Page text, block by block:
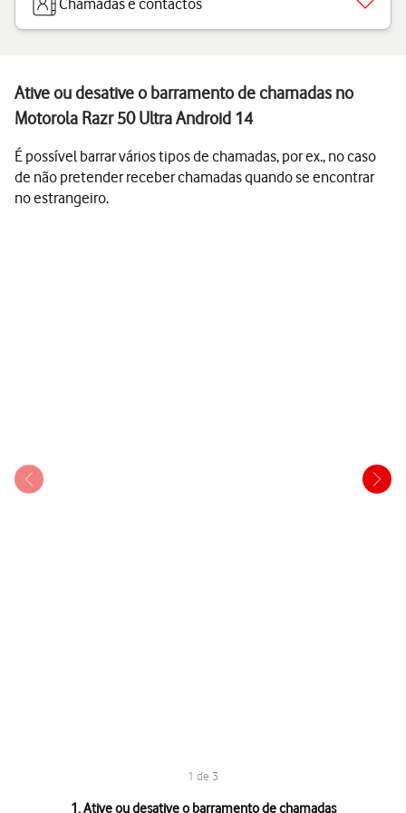
Chamadas e contactos
Ative ou desative o barramento de chamadas no
Motorola Razr 50 Ultra Android 14
É possível barrar vários tipos de chamadas, por ex., no caso
de não pretender receber chamadas quando se encontrar
no estrangeiro.
1 de 3
1. Ative ou desative o barramento de chamadas